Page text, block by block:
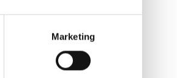
Marketing